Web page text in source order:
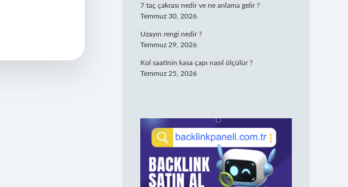
7 taç çakrası nedir ve ne anlama gelir ?
Temmuz 30, 2026
Uzayın rengi nedir ?
Temmuz 29, 2026
Kol saatinin kasa çapı nasıl ölçülür ?
Temmuz 25, 2026